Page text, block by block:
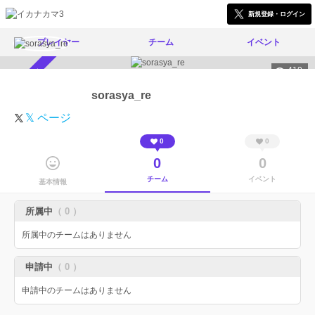
新規登録・ログイン
プレイヤー チーム イベント
410
sorasya_re
𝕏 ページ
基本情報
0
0
チーム
0
0
イベント
所属中 （ 0 ）
所属中のチームはありません
申請中 （ 0 ）
申請中のチームはありません